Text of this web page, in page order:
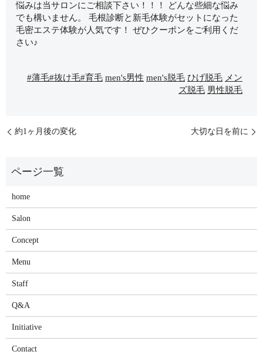
悩みは当サロンにご相談下さい！！！ どんな些細な悩み
でも構いません。 毛根診断と新毛体験がセットになった
毛密エステ体験が人気です！ ぜひクーポンをご利用くだ
さい♪
#薄毛#抜け毛#育毛 men's男性 men's脱毛 ひげ脱毛 メン
ズ脱毛 男性脱毛
約1ヶ月後の変化 大切な日を前に
home
Salon
Concept
Menu
Staff
Q&A
Initiative
Contact